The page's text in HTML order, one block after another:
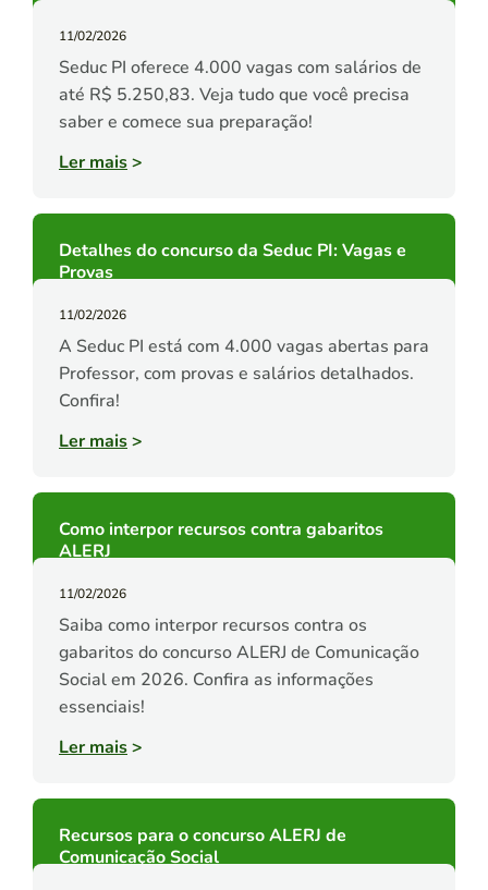
11/02/2026
Seduc PI oferece 4.000 vagas com salários de
até R$ 5.250,83. Veja tudo que você precisa
saber e comece sua preparação!
Ler mais>
Detalhes do concurso da Seduc PI: Vagas e
Provas
11/02/2026
A Seduc PI está com 4.000 vagas abertas para
Professor, com provas e salários detalhados.
Confira!
Ler mais>
Como interpor recursos contra gabaritos
ALERJ
11/02/2026
Saiba como interpor recursos contra os
gabaritos do concurso ALERJ de Comunicação
Social em 2026. Confira as informações
essenciais!
Ler mais>
Recursos para o concurso ALERJ de
Comunicação Social